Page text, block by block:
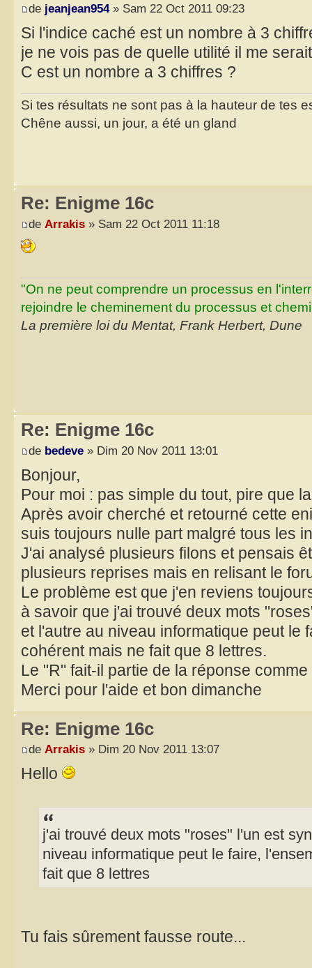
de jeanjean954» Sam 22 Oct 2011 09:23
Si l'indice caché est un nombre à 3
je ne vois pas de quelle utilité il me
C est un nombre a 3 chiffres ?
Si tes résultats ne sont pas à la hauteur de tes
Chêne aussi, un jour, a été un gland
Re: Enigme 16c
de Arrakis » Sam 22 Oct 2011 11:18
"On ne peut comprendre un processus en
rejoindre le cheminement du processus et
La première loi du Mentat, Frank Herbert, Dune
Re: Enigme 16c
de bedeve » Dim 20 Nov 2011 13:01
Bonjour,
Pour moi : pas simple du tout, pire que
Après avoir cherché et retourné cette
suis toujours nulle part malgré tous les
J'ai analysé plusieurs filons et pensais
plusieurs reprises mais en relisant le
Le problème est que j'en reviens
à savoir que j'ai trouvé deux mots
et l'autre au niveau informatique peut le
cohérent mais ne fait que 8 lettres.
Le "R" fait-il partie de la réponse
Merci pour l'aide et bon dimanche
Re: Enigme 16c
de Arrakis » Dim 20 Nov 2011 13:07
Hello
j'ai trouvé deux mots "roses" l'un est
niveau informatique peut le faire,
fait que 8 lettres
Tu fais sûrement fausse route...